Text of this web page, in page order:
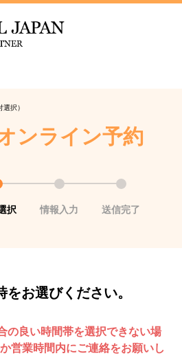
択）
ンライン予約
択 情報入力 送信完了
をお選びください。
の良い時間帯を選択できない場
営業時間内にご連絡をお願いし